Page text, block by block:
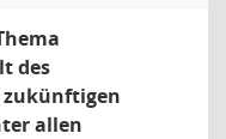
des
zukünftigen
allen